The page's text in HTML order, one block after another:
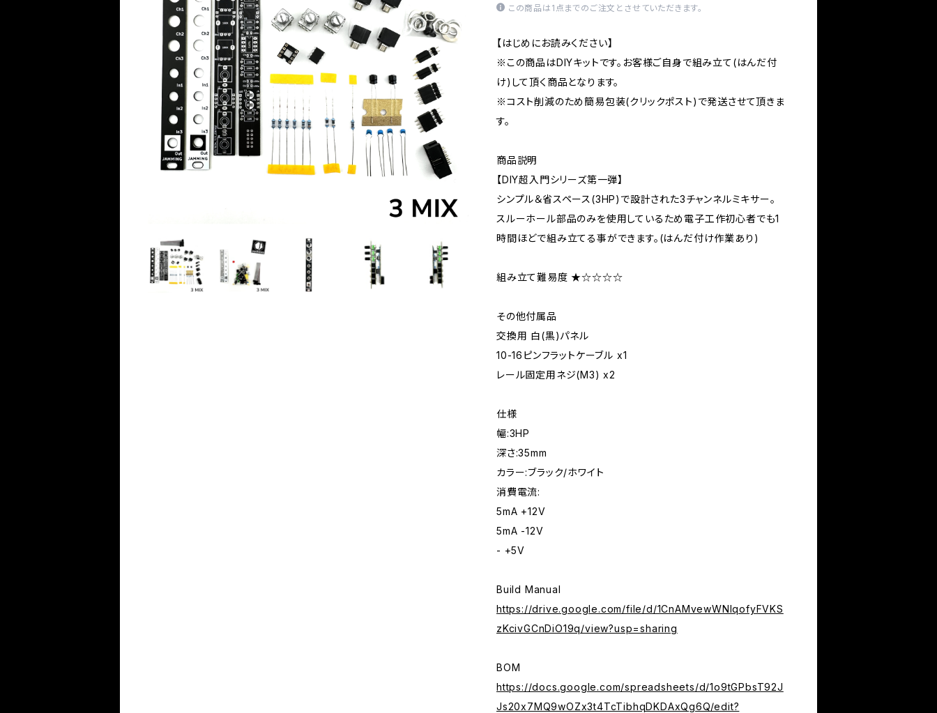
この商品は1点までのご注文とさせていただきます。
【はじめにお読みください】
※この商品はDIYキットです。お客様ご自身で組み立て(はんだ付
け)して頂く商品となります。
※コスト削減のため簡易包装(クリックポスト)で発送させて頂きま
す。
商品説明
【DIY超入門シリーズ第一弾】
シンプル＆省スペース(3HP)で設計された3チャンネルミキサー。
スルーホール部品のみを使用しているため電子工作初心者でも1
時間ほどで組み立てる事ができます。(はんだ付け作業あり)
組み立て難易度 ★☆☆☆☆
その他付属品
交換用 白(黒)パネル
10-16ピンフラットケーブル x1
レール固定用ネジ(M3) x2
仕様
幅:3HP
深さ:35mm
カラー:ブラック/ホワイト
消費電流:
5mA +12V
5mA -12V
- +5V
Build Manual
https://drive.google.com/file/d/1CnAMvewWNIqofyFVKS
zKcivGCnDiO19q/view?usp=sharing
BOM
https://docs.google.com/spreadsheets/d/1o9tGPbsT92J
Js20x7MQ9wOZx3t4TcTibhqDKDAxQg6Q/edit?